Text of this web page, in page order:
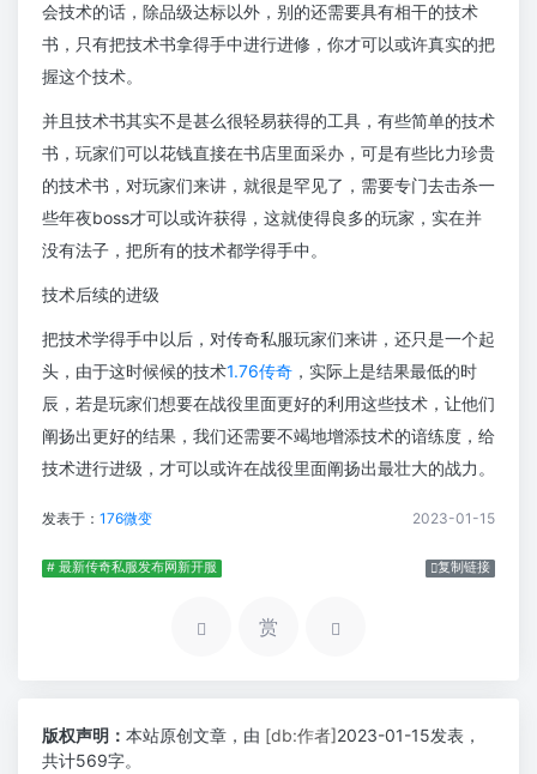
会技术的话，除品级达标以外，别的还需要具有相干的技术
书，只有把技术书拿得手中进行进修，你才可以或许真实的把
握这个技术。
并且技术书其实不是甚么很轻易获得的工具，有些简单的技术
书，玩家们可以花钱直接在书店里面采办，可是有些比力珍贵
的技术书，对玩家们来讲，就很是罕见了，需要专门去击杀一
些年夜boss才可以或许获得，这就使得良多的玩家，实在并
没有法子，把所有的技术都学得手中。
技术后续的进级
把技术学得手中以后，对传奇私服玩家们来讲，还只是一个起
头，由于这时候候的技术1.76传奇 ，实际上是结果最低的时
辰，若是玩家们想要在战役里面更好的利用这些技术，让他们
阐扬出更好的结果，我们还需要不竭地增添技术的谙练度，给
技术进行进级，才可以或许在战役里面阐扬出最壮大的战力。
发表于： 176微变 2023-01-15
# 最新传奇私服发布网新开服 复制链接
赏
版权声明： 本站原创文章，由 [db:作者]2023-01-15发表，
共计569字。